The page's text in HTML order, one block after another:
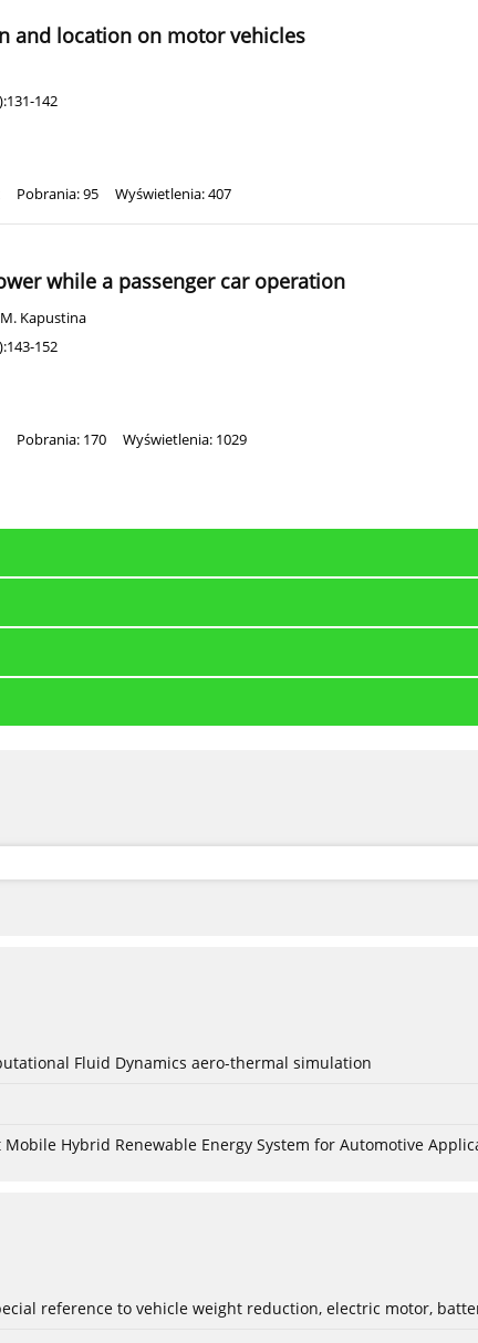
and location on motor vehicles
142
Pobrania: 95 Wyświetlenia: 407
while a passenger car operation
Kapustina
152
Pobrania: 170 Wyświetlenia: 1029
Fluid Dynamics aero-thermal simulation
Hybrid Renewable Energy System for Automotive
reference to vehicle weight reduction, electric motor,